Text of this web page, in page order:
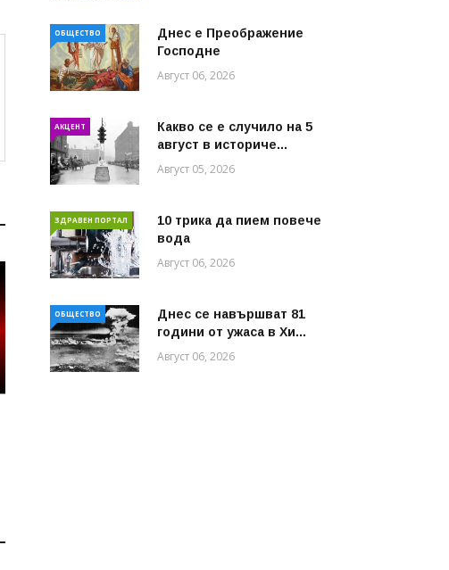
ОБЩЕСТВО
Днес е Преображение
Господне
Август 06, 2026
АКЦЕНТ
Какво се е случило на 5
август в историче...
Август 05, 2026
ЗДРАВЕН ПОРТАЛ
10 трика да пием повече
вода
Август 06, 2026
ОБЩЕСТВО
Днес се навършват 81
години от ужаса в Хи...
Август 06, 2026